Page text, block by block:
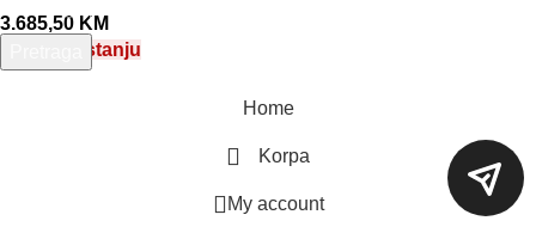
3.685,50 KM
Nema na stanju
Home
Korpa
My account